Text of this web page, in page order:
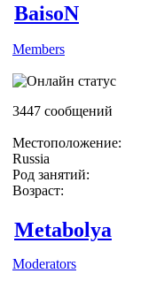
BaisoN
Members
3447 сообщений
Местоположение:
Russia
Род занятий:
Возраст:
Metabolya
Moderators